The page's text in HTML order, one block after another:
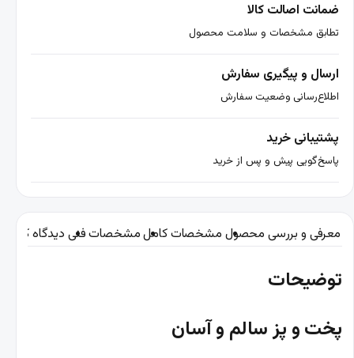
معرفی و بررسی محصول مشخصات کاملمشخصات فنی دیدگاه
توضیحات
پخت و پز سالم و آسان
ضمانت اصالت کالا
تطابق مشخصات و سلامت محصول
ارسال و پیگیری سفارش
اطلاع‌رسانی وضعیت سفارش
پشتیبانی خرید
پاسخ‌گویی پیش و پس از خرید